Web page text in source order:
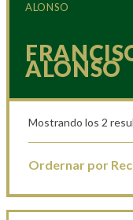
ALONSO
ALONSO
Mostrando los 2